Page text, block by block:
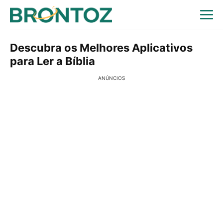
Descubra os Melhores Aplicativos
para Ler a Bíblia
ANÚNCIOS